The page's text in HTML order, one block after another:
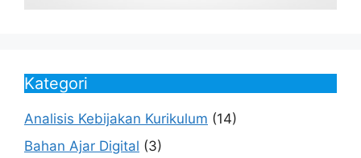
Kategori
Analisis Kebijakan Kurikulum (14)
Bahan Ajar Digital (3)